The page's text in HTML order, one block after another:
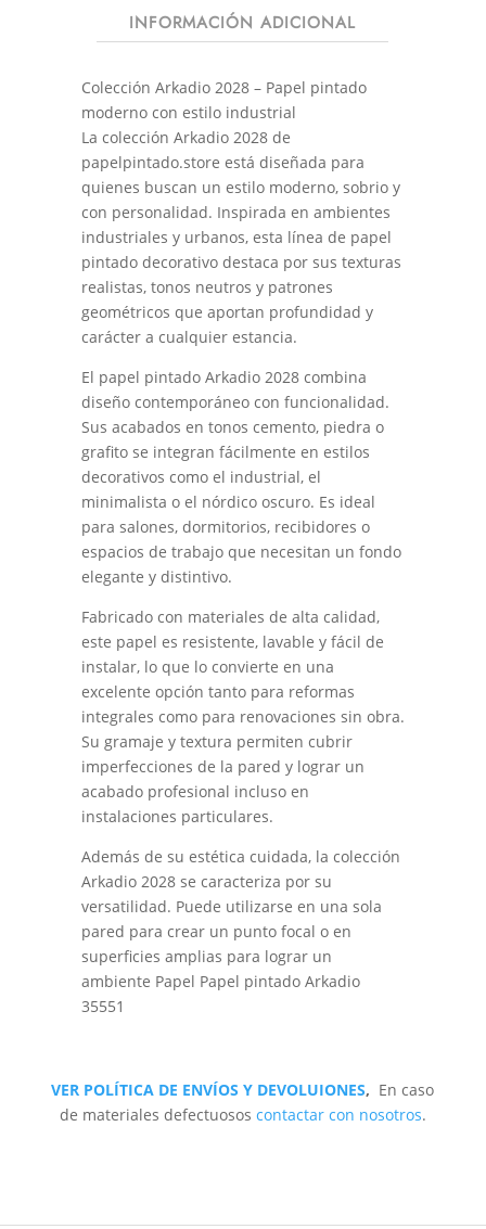
INFORMACIÓN ADICIONAL
Colección Arkadio 2028 – Papel pintado
moderno con estilo industrial
La colección Arkadio 2028 de
papelpintado.store está diseñada para
quienes buscan un estilo moderno, sobrio y
con personalidad. Inspirada en ambientes
industriales y urbanos, esta línea de papel
pintado decorativo destaca por sus texturas
realistas, tonos neutros y patrones
geométricos que aportan profundidad y
carácter a cualquier estancia.
El papel pintado Arkadio 2028 combina
diseño contemporáneo con funcionalidad.
Sus acabados en tonos cemento, piedra o
grafito se integran fácilmente en estilos
decorativos como el industrial, el
minimalista o el nórdico oscuro. Es ideal
para salones, dormitorios, recibidores o
espacios de trabajo que necesitan un fondo
elegante y distintivo.
Fabricado con materiales de alta calidad,
este papel es resistente, lavable y fácil de
instalar, lo que lo convierte en una
excelente opción tanto para reformas
integrales como para renovaciones sin obra.
Su gramaje y textura permiten cubrir
imperfecciones de la pared y lograr un
acabado profesional incluso en
instalaciones particulares.
Además de su estética cuidada, la colección
Arkadio 2028 se caracteriza por su
versatilidad. Puede utilizarse en una sola
pared para crear un punto focal o en
superficies amplias para lograr un
ambiente Papel Papel pintado Arkadio
35551
VER POLÍTICA DE ENVÍOS Y DEVOLUIONES, En caso
de materiales defectuosos contactar con nosotros.